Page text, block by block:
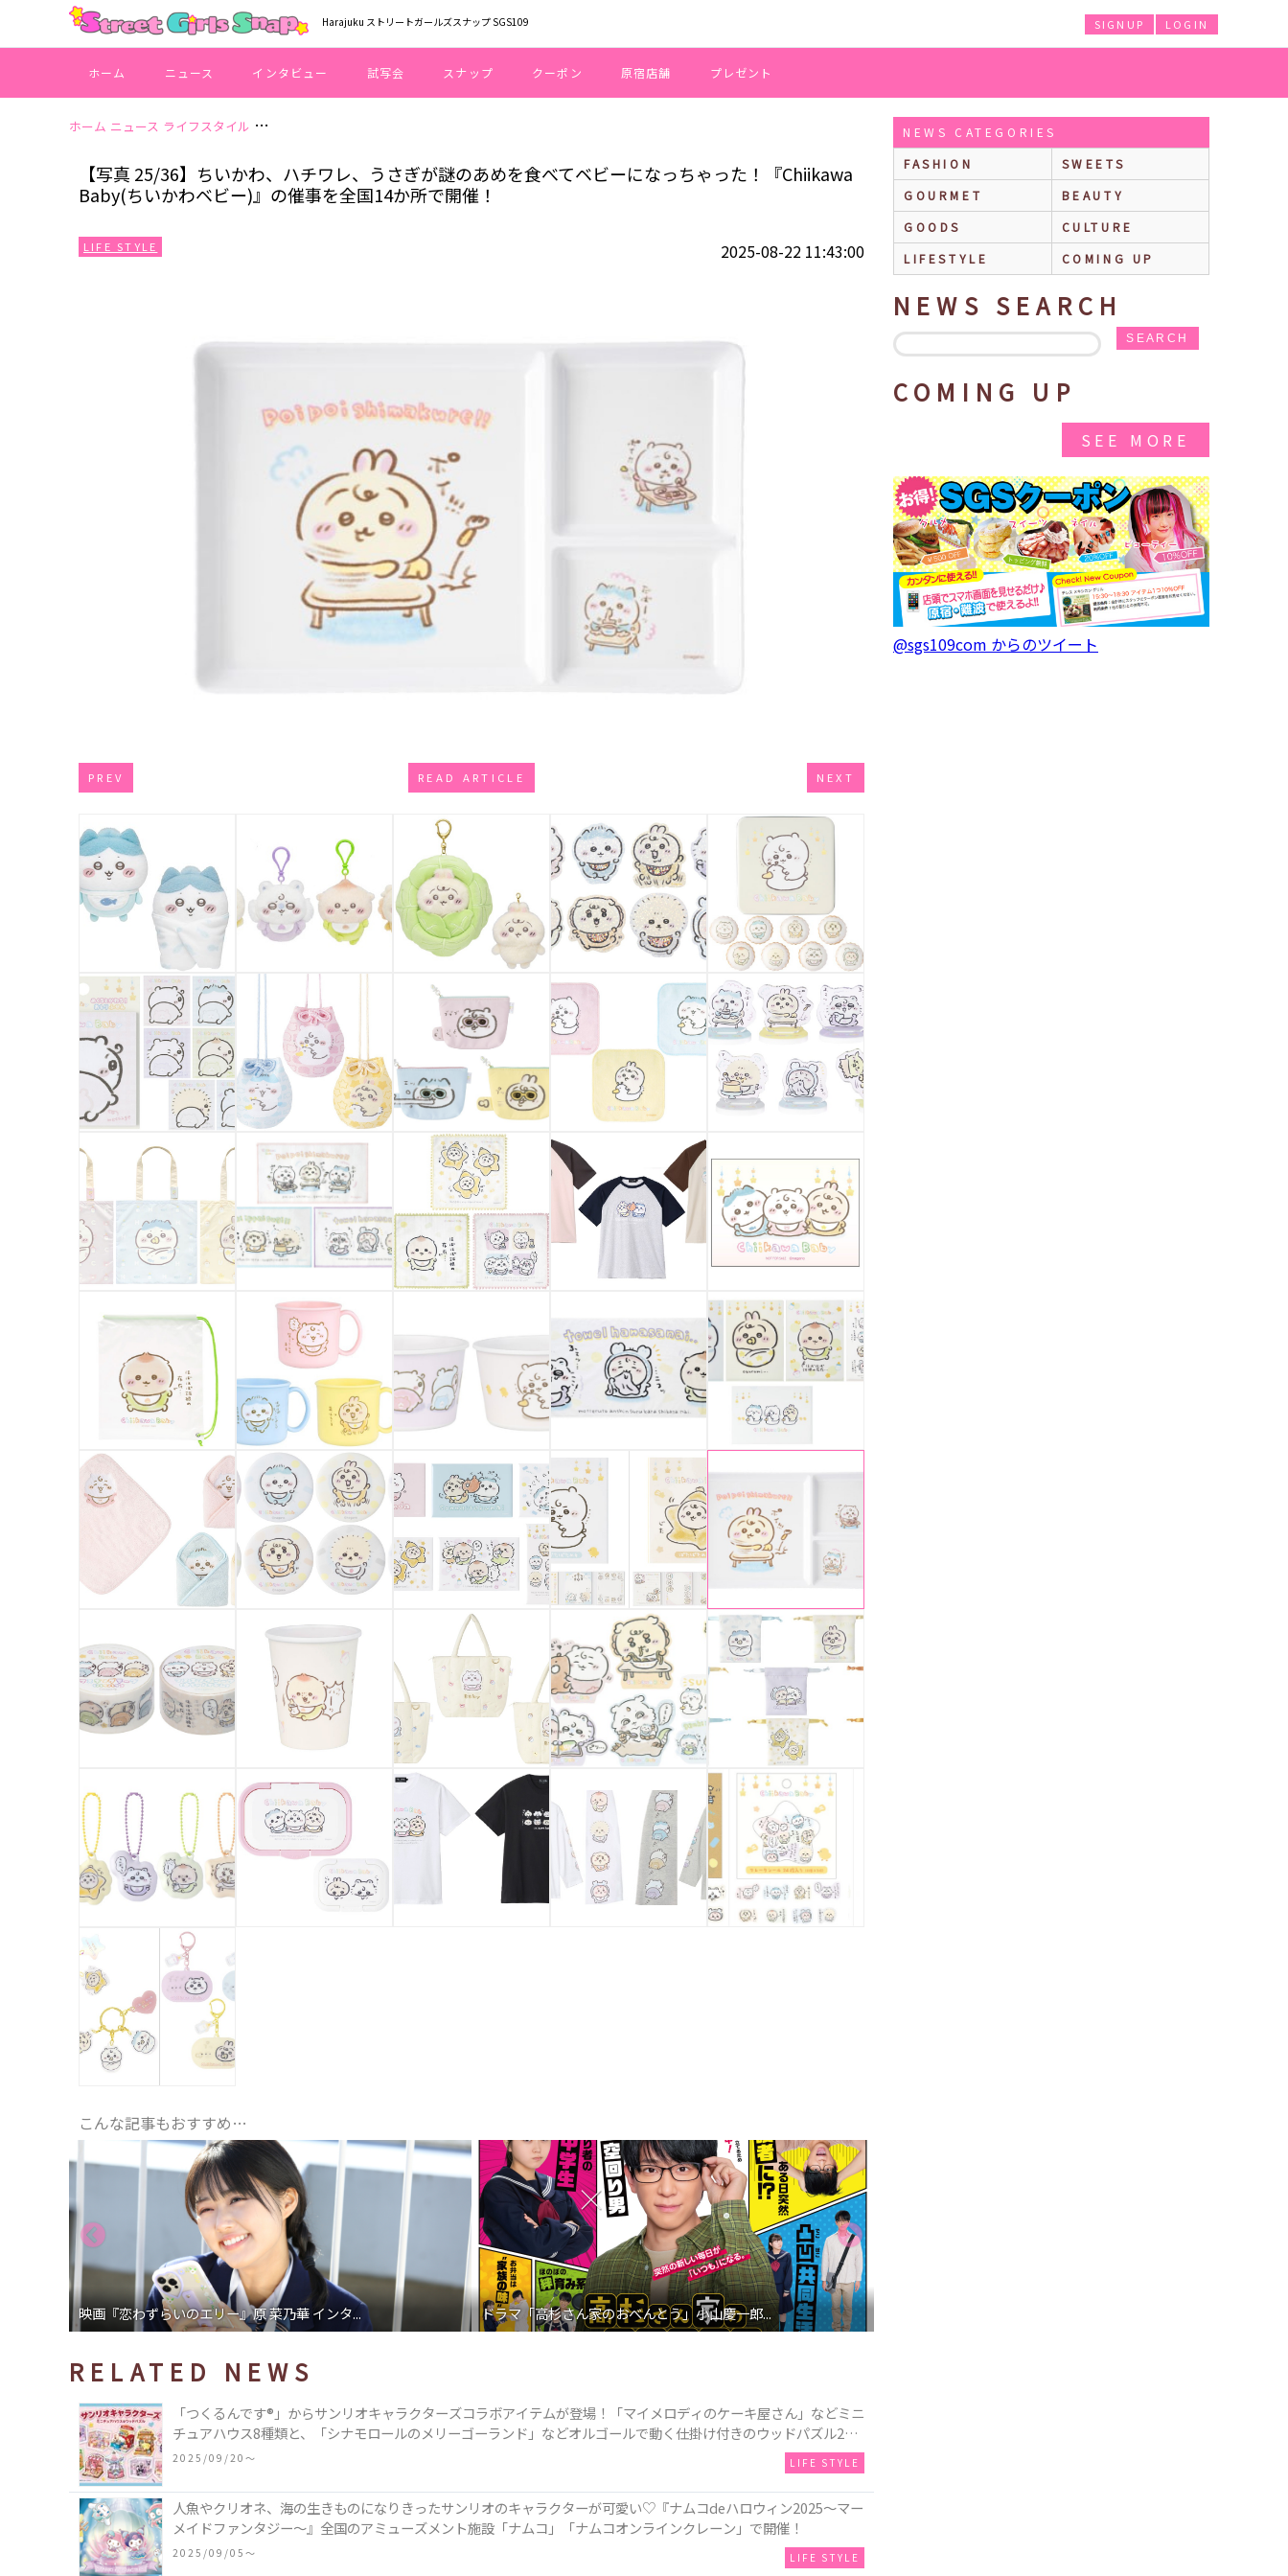
Harajuku ストリートガールズスナップ SGS109 LOGIN
SIGNUP
ホーム ニュース インタビュー 試写会 スナップ クーポン 原宿店舗 プレゼント
ホーム ニュース ライフスタイル 【写真 25/36】ちいかわ、ハチワレ、うさぎが謎のあめを食べてベビーになっちゃった！『Chiikawa Baby(ちいかわベビー)』の催事を全国14か所で開催！
【写真 25/36】ちいかわ、ハチワレ、うさぎが謎のあめを食べてベビーになっちゃった！『Chiikawa
Baby(ちいかわベビー)』の催事を全国14か所で開催！
LIFE STYLE 2025-08-22 11:43:00
PREV READ ARTICLE NEXT
こんな記事もおすすめ…
ドラマ「高杉さん家のおべんとう」小山慶一郎... 映画『わたしの幸せな結婚』髙石あかり インタ...
RELATED NEWS
「つくるんです®」からサンリオキャラクターズコラボアイテムが登場！「マイメロディのケーキ屋さん」などミニ
チュアハウス8種類と、「シナモロールのメリーゴーランド」などオルゴールで動く仕掛け付きのウッドパズル2種
類♪
2025/09/20〜 LIFE STYLE
人魚やクリオネ、海の生きものになりきったサンリオのキャラクターが可愛い♡『ナムコdeハロウィン2025～マー
メイドファンタジー～』全国のアミューズメント施設「ナムコ」「ナムコオンラインクレーン」で開催！
2025/09/05〜 LIFE STYLE
NEWS CATEGORIES
FASHION
SWEETS
GOURMET
BEAUTY
GOODS
CULTURE
LIFESTYLE
COMING UP
NEWS SEARCH
SEARCH
COMING UP
SEE MORE
@sgs109com からのツイート